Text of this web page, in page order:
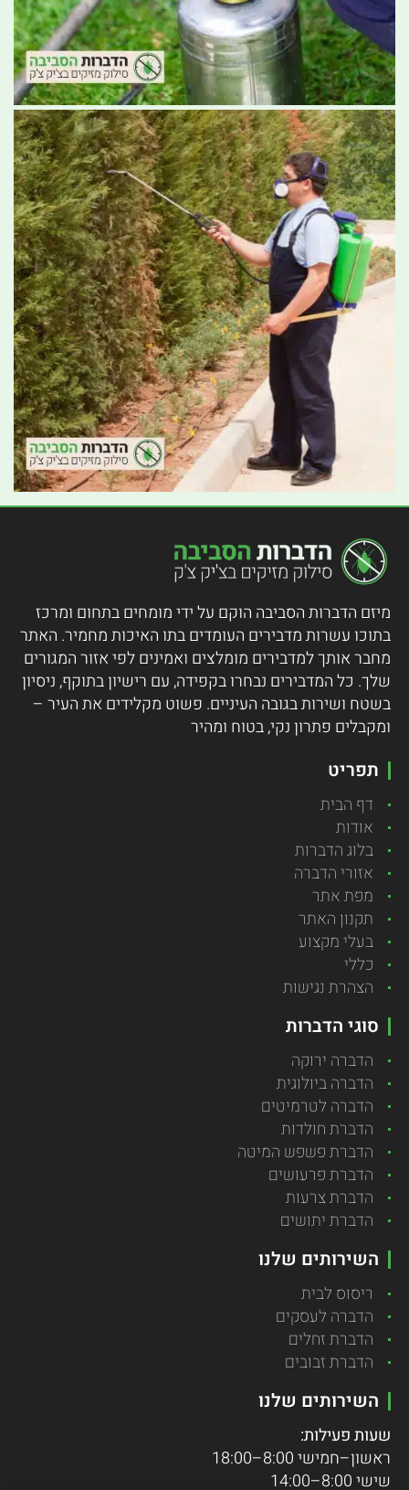
מיזם הדברות הסביבה הוקם על ידי מומחים בתחום ומרכז
בתוכו עשרות מדבירים העומדים בתו האיכות מחמיר. האתר
מחבר אותך למדבירים מומלצים ואמינים לפי אזור המגורים
שלך. כל המדבירים נבחרו בקפידה, עם רישיון בתוקף, ניסיון
בשטח ושירות בגובה העיניים. פשוט מקלידים את העיר –
ומקבלים פתרון נקי, בטוח ומהיר
תפריט
דף הבית
אודות
בלוג הדברות
אזורי הדברה
מפת אתר
תקנון האתר
בעלי מקצוע
כללי
הצהרת נגישות
סוגי הדברות
הדברה ירוקה
הדברה ביולוגית
הדברה לטרמיטים
הדברת חולדות
הדברת פשפש המיטה
הדברת פרעושים
הדברת צרעות
הדברת יתושים
השירותים שלנו
ריסוס לבית
הדברה לעסקים
הדברת זחלים
הדברת זבובים
השירותים שלנו
שעות פעילות:
ראשון–חמישי 8:00–18:00
שישי 8:00–14:00